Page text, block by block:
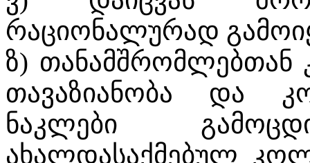
რაციონალურად
ზ) თანამშრომლებთან
თავაზიანობა და
ნაკლები
ახალდასაქმებულ